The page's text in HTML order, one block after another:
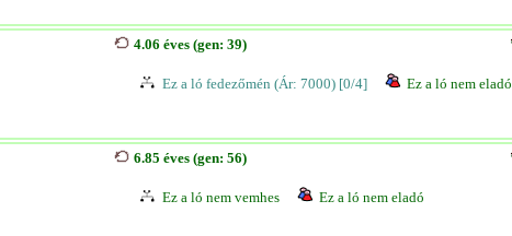
4.06 éves (gen: 39)
Ez a ló fedezőmén (Ár: 7000) [0/4] Ez a ló nem eladó
6.85 éves (gen: 56)
Ez a ló nem vemhes Ez a ló nem eladó